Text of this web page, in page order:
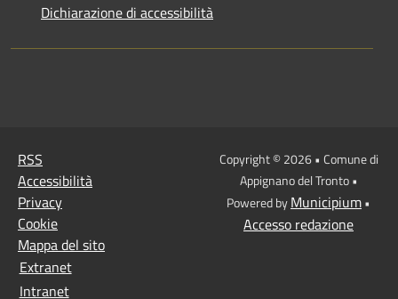
Dichiarazione di accessibilità
RSS
Accessibilità
Privacy
Cookie
Mappa del sito
Extranet
Intranet
Copyright © 2026 • Comune di
Appignano del Tronto •
Powered byMunicipium•
Accesso redazione